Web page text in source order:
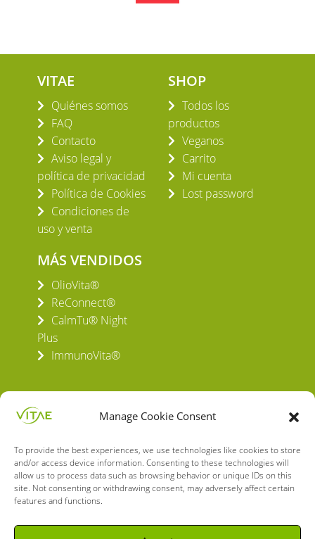
Manage Cookie Consent
To provide the best experiences, we use technologies like cookies to store
and/or access device information. Consenting to these technologies will
allow us to process data such as browsing behavior or unique IDs on this
site. Not consenting or withdrawing consent, may adversely affect certain
features and functions.
VITAE
Quiénes somos
FAQ
Contacto
Aviso legal y
política de privacidad
Política de Cookies
Condiciones de
uso y venta
SHOP
Todos los
productos
Veganos
Carrito
Mi cuenta
Lost password
MÁS VENDIDOS
OlioVita®
ReConnect®
CalmTu® Night
Plus
ImmunoVita®
VITAE HEALTH INNOVATION S.L.
C/ Verneda del Congost, 5
08160 Montmeló Barcelona (España)